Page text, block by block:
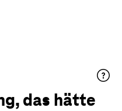
das hätte